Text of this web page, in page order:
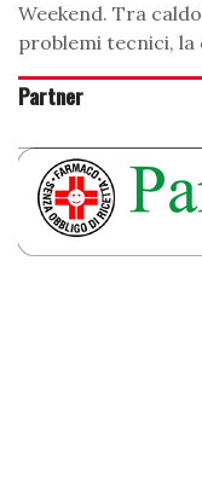
Weekend. Tra
problemi tecnici, la
Partner